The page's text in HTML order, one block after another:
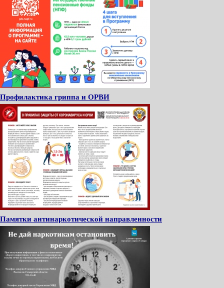
Профилактика гриппа и ОРВИ
Памятки антинаркотической направленности